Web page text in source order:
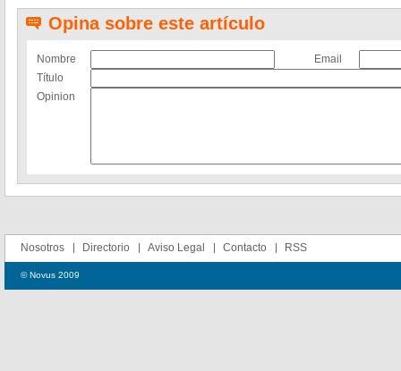
Opina sobre este artículo
Nombre
Email
Título
Opinion
Nosotros Directorio Aviso Legal Contacto RSS
© Novus 2009